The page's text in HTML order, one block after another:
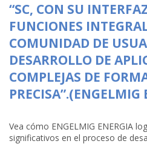
“SC, CON SU
FUNCIONES
COMUNIDAD DE
DESARROLLO DE
COMPLEJAS DE
PRECISA”.(ENGELMIG
Vea cómo ENGELMIG ENERGIA
significativos en el proceso de